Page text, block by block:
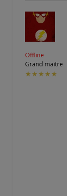
Offline
Grand maitre
★★★★★